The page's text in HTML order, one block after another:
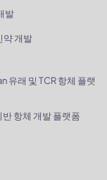
발
약 개발
유래 및 TCR 항체 플랫
항체 개발 플랫폼